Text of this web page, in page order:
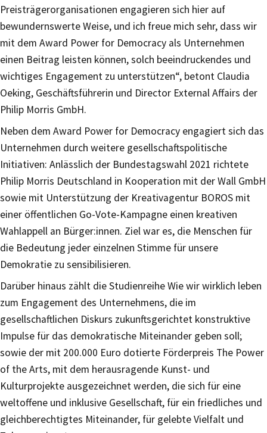
Preisträgerorganisationen engagieren sich hier auf
bewundernswerte Weise, und ich freue mich sehr, dass wir
mit dem Award Power for Democracy als Unternehmen
einen Beitrag leisten können, solch beeindruckendes und
wichtiges Engagement zu unterstützen“, betont Claudia
Oeking, Geschäftsführerin und Director External Affairs der
Philip Morris GmbH.
Neben dem Award Power for Democracy engagiert sich das
Unternehmen durch weitere gesellschaftspolitische
Initiativen: Anlässlich der Bundestagswahl 2021 richtete
Philip Morris Deutschland in Kooperation mit der Wall GmbH
sowie mit Unterstützung der Kreativagentur BOROS mit
einer öffentlichen Go-Vote-Kampagne einen kreativen
Wahlappell an Bürger:innen. Ziel war es, die Menschen für
die Bedeutung jeder einzelnen Stimme für unsere
Demokratie zu sensibilisieren.
Darüber hinaus zählt die Studienreihe Wie wir wirklich leben
zum Engagement des Unternehmens, die im
gesellschaftlichen Diskurs zukunftsgerichtet konstruktive
Impulse für das demokratische Miteinander geben soll;
sowie der mit 200.000 Euro dotierte Förderpreis The Power
of the Arts, mit dem herausragende Kunst- und
Kulturprojekte ausgezeichnet werden, die sich für eine
weltoffene und inklusive Gesellschaft, für ein friedliches und
gleichberechtigtes Miteinander, für gelebte Vielfalt und